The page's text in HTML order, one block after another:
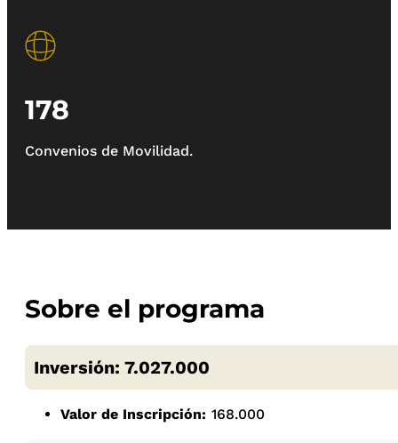
178
Convenios de Movilidad.
Sobre el programa
Inversión: 7.027.000
Valor de Inscripción: 168.000